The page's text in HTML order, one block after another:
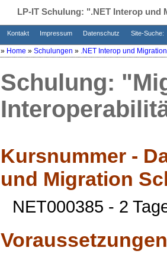
LP-IT Schulung: ".NET Interop und
Kontakt Impressum Datenschutz Site-Suche:
» Home » Schulungen » .NET Interop und Migration
Schulung:
Kursnummer -
und Migration
NET000385 - 2
Voraussetzungen